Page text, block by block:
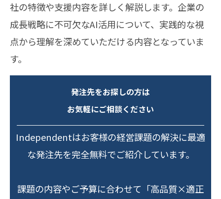
社の特徴や支援内容を詳しく解説します。企業の
成長戦略に不可欠なAI活用について、実践的な視
点から理解を深めていただける内容となっていま
す。
発注先をお探しの方は
お気軽にご相談ください
Independentはお客様の経営課題の解決に最適
な発注先を完全無料でご紹介しています。
課題の内容やご予算に合わせて「高品質×適正